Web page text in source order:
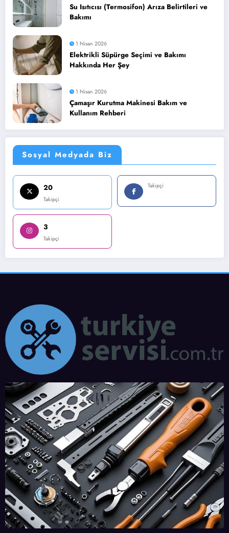
Su Isıtıcısı (Termosifon) Arıza Belirtileri ve
Bakımı
1 Nisan 2026
Elektrikli Süpürge Seçimi ve Bakımı
Hakkında Her Şey
1 Nisan 2026
Çamaşır Kurutma Makinesi Bakım ve
Kullanım Rehberi
Sosyal Medyada Biz
20
Takipçi
Takipçi
3
Takipçi